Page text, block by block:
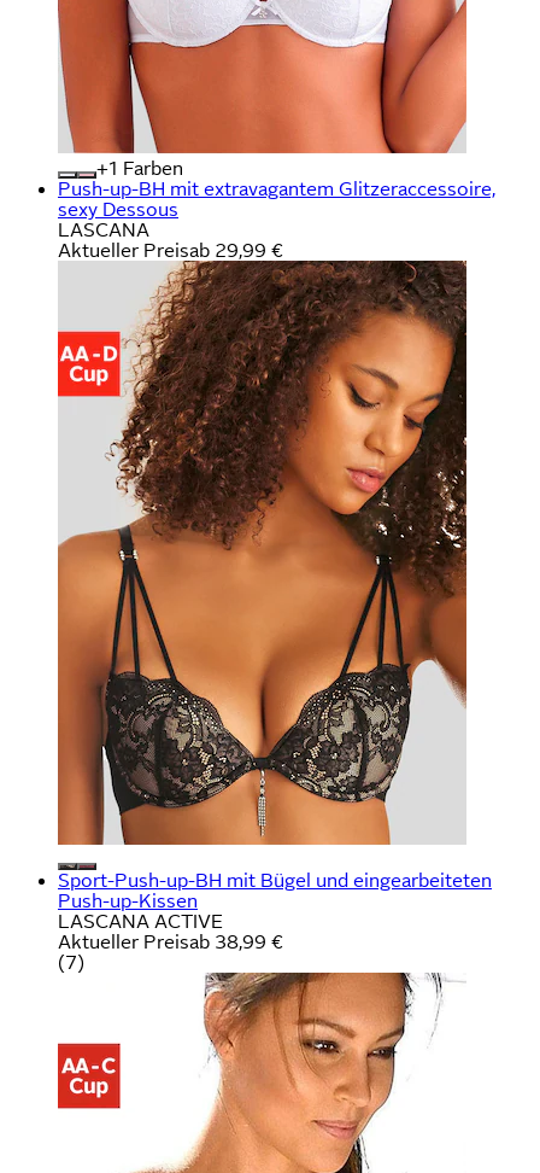
+
Farben
Push-up-BH mit extravagantem Glitzeraccessoire,
sexy Dessous
LASCANA
Aktueller Preisab 29,99 €
Sport-Push-up-BH mit Bügel und eingearbeiteten
Push-up-Kissen
LASCANA ACTIVE
Aktueller Preisab 38,99 €
(7)